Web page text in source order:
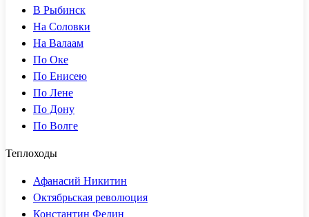
В Рыбинск
На Соловки
На Валаам
По Оке
По Енисею
По Лене
По Дону
По Волге
Теплоходы
Афанасий Никитин
Октябрьская революция
Константин Федин